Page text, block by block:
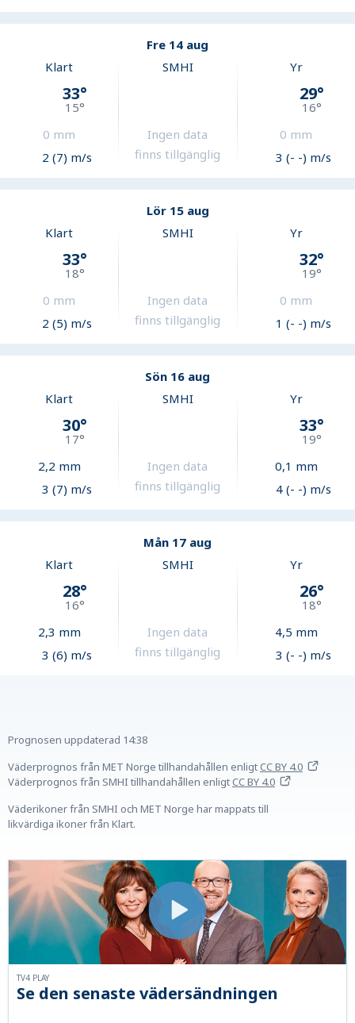
Fre 14 aug
Klart
33°
15°
0 mm
2 (7) m/s
SMHI
Ingen data
finns tillgänglig
Yr
29°
16°
0 mm
3 (- -) m/s
Lör 15 aug
Klart
33°
18°
0 mm
2 (5) m/s
SMHI
Ingen data
finns tillgänglig
Yr
32°
19°
0 mm
1 (- -) m/s
Sön 16 aug
Klart
30°
17°
2,2 mm
3 (7) m/s
SMHI
Ingen data
finns tillgänglig
Yr
33°
19°
0,1 mm
4 (- -) m/s
Mån 17 aug
Klart
28°
16°
2,3 mm
3 (6) m/s
SMHI
Ingen data
finns tillgänglig
Yr
26°
18°
4,5 mm
3 (- -) m/s
Prognosen uppdaterad 14:38
Väderprognos från MET Norge tillhandahållen enligtCC BY 4.0
Väderprognos från SMHI tillhandahållen enligtCC BY 4.0
Väderikoner från SMHI och MET Norge har mappats till
likvärdiga ikoner från Klart.
Se den senaste vädersändningen
TV4 PLAY